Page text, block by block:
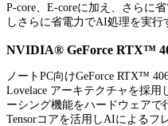
P-core、E-coreに加え、さらに
しさらに省電力でAI処理を実行
NVIDIA® GeForce RTX™
ノートPC向けGeForce RTX™
Lovelace アーキテクチャを採
ーシング機能をハードウェアで
Tensorコアを活用しAIによるフ